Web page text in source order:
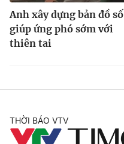
Anh xây dựng bản đồ số
giúp ứng phó sớm với
thiên tai
THỜI BÁO VTV